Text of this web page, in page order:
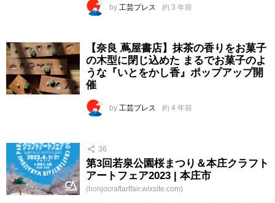
by 工芸プレス 約 3 年前
【奈良 蔦屋書店】抹茶の香りをお菓子
の木型に閉じ込めた まるでお菓子のよ
うな『いとをかし香』ポップアップ開
催
by 工芸プレス 約 4 年前
36
第3回若泉公園桜まつり＆本庄クラフト
アートフェア2023 | 本庄市
(honjocraftartfair.wixsite.com)